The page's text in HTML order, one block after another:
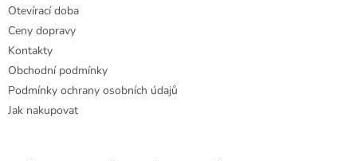
Otevírací doba
Ceny dopravy
Kontakty
Obchodní podmínky
Podmínky ochrany osobních údajů
Jak nakupovat